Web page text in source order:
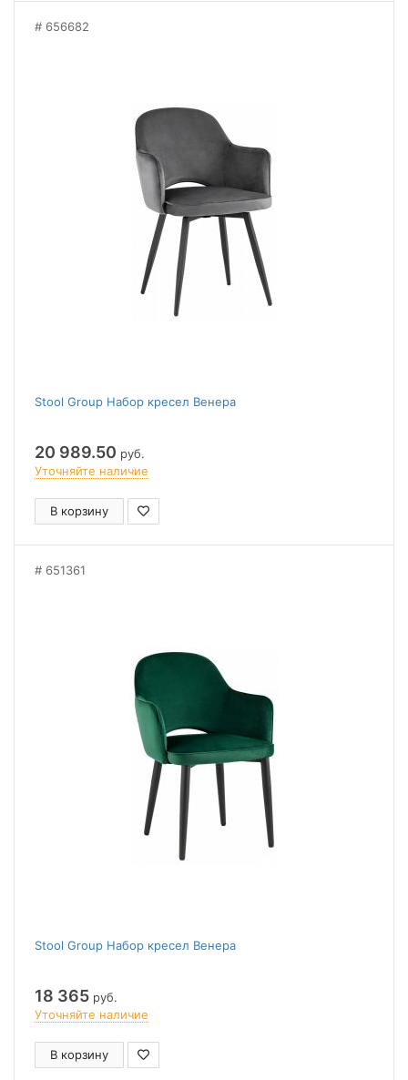
656682
Stool Group Набор кресел Венера
20 989.50 руб.
Уточняйте наличие
В корзину
651361
Stool Group Набор кресел Венера
18 365 руб.
Уточняйте наличие
В корзину